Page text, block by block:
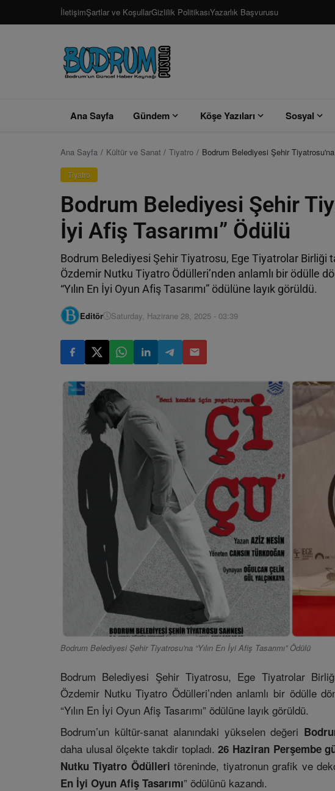
İletişimŞartlar ve KoşullarGizlilik PolitikasıYazarlık Başvurusu
Ana Sayfa Gündem Köşe Yazıları Sosyal
Ana Sayfa Kültür ve Sanat Tiyatro Bodrum Belediyesi Şehir Tiyatrosu'na
Tiyatro
Bodrum Belediyesi Şehir
İyi Afiş Tasarımı” Ödülü
Bodrum Belediyesi Şehir Tiyatrosu, Ege Tiyatrolar Birliği
Özdemir Nutku Tiyatro Ödülleri’nden anlamlı bir ödülle
“Yılın En İyi Oyun Afiş Tasarımı” ödülüne layık görüldü.
Editör Saturday, Hazirane 28, 2025 - 03:39
Bodrum Belediyesi Şehir Tiyatrosu'na “Yılın En İyi Afiş Tasarımı” Ödülü
Bodrum Belediyesi Şehir Tiyatrosu, Ege Tiyatrolar
Özdemir Nutku Tiyatro Ödülleri’nden anlamlı bir ödülle
“Yılın En İyi Oyun Afiş Tasarımı” ödülüne layık görüldü.
Bodrum’un kültür-sanat alanındaki yükselen değeri
daha ulusal ölçekte takdir topladı.26 Haziran Perşembe
Nutku Tiyatro Ödülleri töreninde, tiyatronun grafik ve
En İyi Oyun Afiş Tasarımı” ödülünü kazandı.